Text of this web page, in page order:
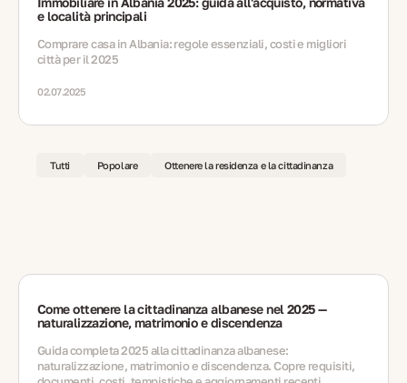
e località principali
Comprare casa in Albania: regole essenziali, costi e migliori
città per il 2025
02.07.2025
Tutti Popolare Ottenere la residenza e la cittadinanza
Come ottenere la cittadinanza albanese nel 2025 —
naturalizzazione, matrimonio e discendenza
Guida completa 2025 alla cittadinanza albanese:
naturalizzazione, matrimonio e discendenza. Copre requisiti,